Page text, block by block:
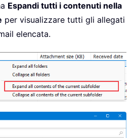
Espandi tutti i contenuti nella
per visualizzare tutti gli allegati
elencata.